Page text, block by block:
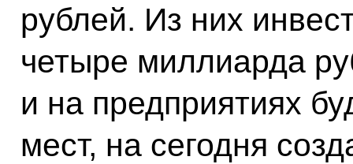
рублей. Из них
четыре миллиарда
и на предприятиях
мест, на сегодня